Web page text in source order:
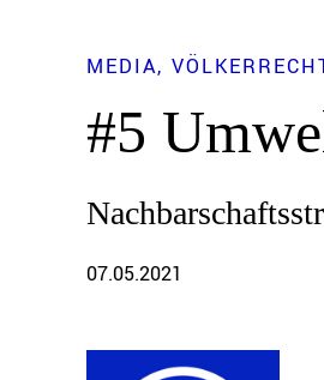
MEDIA
#5
07.05.2021